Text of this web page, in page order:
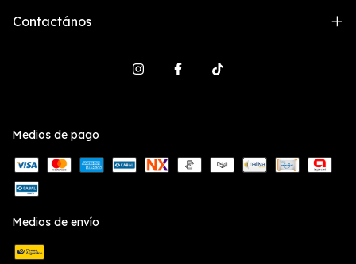
Contactános
Medios de pago
Medios de envío